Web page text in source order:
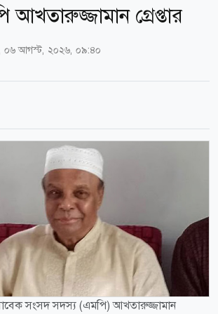
আখতারুজ্জামান গ্রেপ্তার
০৬ আগস্ট, ২০২৬, ০৯:৪০
সংসদ সদস্য (এমপি) আখতারুজ্জামান